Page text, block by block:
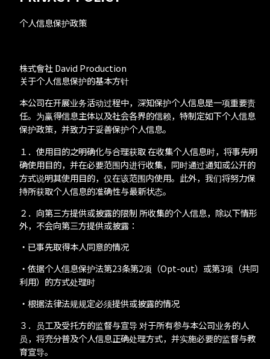
Introductions
INTERVIEWS
RECRUIT
- Creator Form
个人信息保护政策
株式會社 David Production
关于个人信息保护的基本方针
本公司在开展业务活动过程中，深知保护个人信息是一项重要责
任。为赢得信息主体以及社会各界的信赖，特制定如下个人信息
保护政策，并致力于妥善保护个人信息。
１．使用目的之明确化与合理获取 在收集个人信息时，将事先明
确使用目的，并在必要范围内进行收集，同时通过通知或公开的
方式说明其使用目的，仅在该范围内使用。此外，我们将努力保
持所获取个人信息的准确性与最新状态。
２．向第三方提供或披露的限制 所收集的个人信息，除以下情形
外，不会向第三方提供或披露：
・已事先取得本人同意的情况
・依据个人信息保护法第23条第2项（Opt-out）或第3项（共同
利用）的方式处理时
・根据法律法规规定必须提供或披露的情况
３．员工及受托方的监督与宣导 对于所有参与本公司业务的人
员，将充分普及个人信息正确处理方式，并实施必要的监督与教
育宣导。